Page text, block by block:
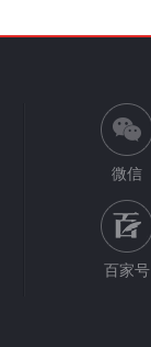
微信
百家号